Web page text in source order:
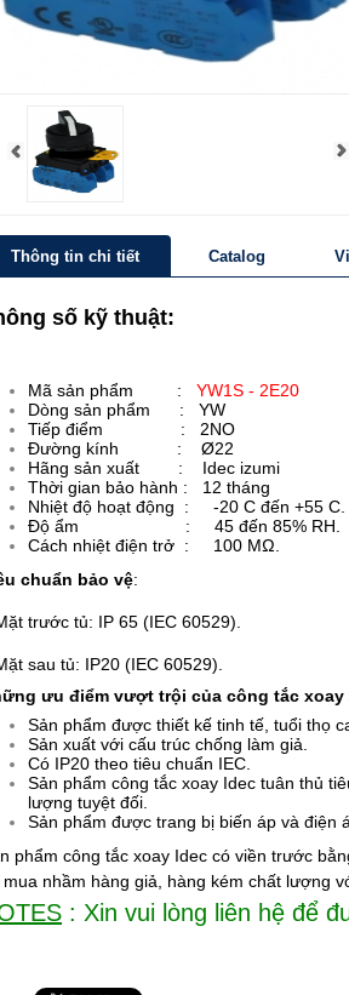
Thông tin chi tiết Catalog
số kỹ thuật:
Mã sản phẩm :
YW1S - 2E20
Dòng sản phẩm : YW
Tiếp điểm : 2NO
Đường kính : Ø22
Hãng sản xuất : Idec izumi
Thời gian bảo hành : 12 tháng
Nhiệt độ hoạt động : -20 C đến +55 C.
Độ ẩm : 45 đến 85% RH.
Cách nhiệt điện trở : 100 MΩ.
chuẩn bảo vệ:
trước tủ: IP 65 (IEC 60529).
sau tủ: IP20 (IEC 60529).
ưu điểm vượt trội của công tắc xoay
Sản phẩm được thiết kế tinh tế, tuổi thọ
Sản xuất với cấu trúc chống làm giả.
Có IP20 theo tiêu chuẩn IEC.
Sản phẩm công tắc xoay Idec tuân thủ
lượng tuyệt đối.
Sản phẩm được trang bị biến áp và điện
phẩm công tắc xoay Idec có viền trước
nhầm hàng giả, hàng kém chất lượng
: Xin vui lòng liên hệ để